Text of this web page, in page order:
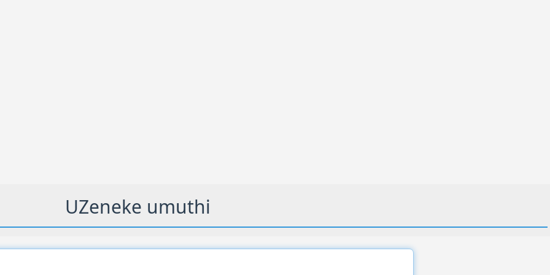
UZeneke umuthi